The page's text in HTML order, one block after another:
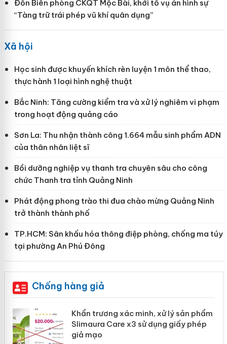
Đồn Biên phòng CKQT Mộc Bài, khởi tố vụ án hình sự
“Tàng trữ trái phép vũ khí quân dụng”
Xã hội
Học sinh được khuyến khích rèn luyện 1 môn thể thao,
thực hành 1 loại hình nghệ thuật
Bắc Ninh: Tăng cường kiểm tra và xử lý nghiêm vi phạm
trong hoạt động quảng cáo
Sơn La: Thu nhận thành công 1.664 mẫu sinh phẩm ADN
của thân nhân liệt sĩ
Bồi dưỡng nghiệp vụ thanh tra chuyên sâu cho công
chức Thanh tra tỉnh Quảng Ninh
Phát động phong trào thi đua chào mừng Quảng Ninh
trở thành thành phố
TP.HCM: Sân khấu hóa thông điệp phòng, chống ma túy
tại phường An Phú Đông
Chống hàng giả
Khẩn trương xác minh, xử lý sản phẩm
Slimaura Care x3 sử dụng giấy phép
giả mạo